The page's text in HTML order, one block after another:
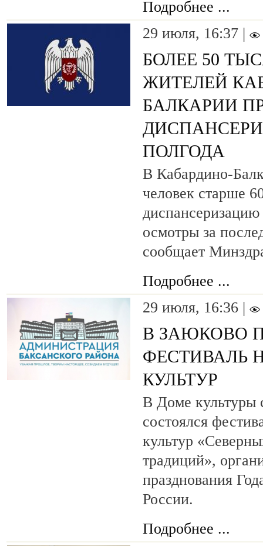
Подробнее ...
29 июля, 16:37 |
БОЛЕЕ 50
ЖИТЕЛЕЙ
БАЛКАРИИ
ПОЛГОДА
В Кабардино-
человек старше
осмотры за
сообщает
Подробнее ...
29 июля, 16:36 |
В ЗАЮКОВО
ФЕСТИВАЛЬ
КУЛЬТУР
В Доме культуры
состоялся
культур
традиций»,
празднования
России.
Подробнее ...